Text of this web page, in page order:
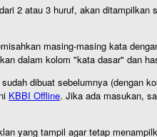
2 atau 3 huruf, akan
masing-masing kata
dalam kolom "kata dasar" dan
dibuat sebelumnya (dengan
KBBI Offline. Jika ada masukan,
yang tampil agar tetap